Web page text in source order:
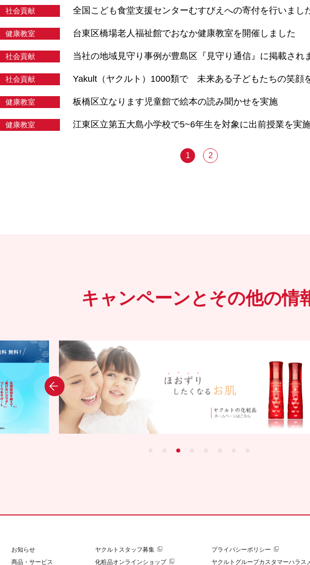
社会貢献 全国こども食堂支援センターむすびえへの寄付を行いまし
健康教室 台東区橋場老人福祉館でおなか健康教室を開催しました
社会貢献 当社の地域見守り事例が豊島区『見守り通信』に掲載され
社会貢献 Yakult（ヤクルト）1000類で 未来ある子どもたちの笑顔
健康教室 板橋区立なります児童館で絵本の読み聞かせを実施
健康教室 江東区立第五大島小学校で5~6年生を対象に出前授業を実
1 2
キャンペーンとその他の情
お知らせ
商品・サービス
ヤクルトスタッフ募集
化粧品オンラインショップ
プライバシーポリシー
ヤクルトグループカスタマーハラス